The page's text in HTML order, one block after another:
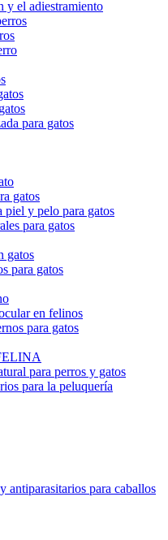
y el adiestramiento
para gatos
gatos
piel y pelo para gatos
para gatos
gatos
para gatos
en felinos
para gatos
para perros y gatos
para la peluquería
antiparasitarios para caballos